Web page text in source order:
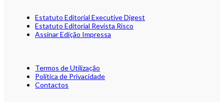
Estatuto Editorial Executive Digest
Estatuto Editorial Revista Risco
Assinar Edição Impressa
Termos de Utilização
Política de Privacidade
Contactos